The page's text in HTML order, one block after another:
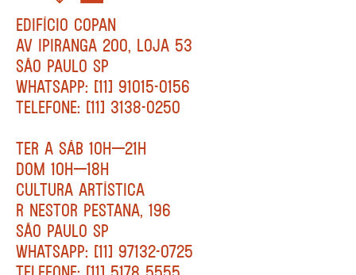
EDIFÍCIO COPAN
AV IPIRANGA 200, LOJA 53
SÃO PAULO SP
WHATSAPP: [11] 91015-0156
TELEFONE: [11] 3138-0250
TER A SÁB 10H—21H
DOM 10H—18H
CULTURA ARTÍSTICA
R NESTOR PESTANA, 196
SÃO PAULO SP
WHATSAPP: [11] 97132-0725